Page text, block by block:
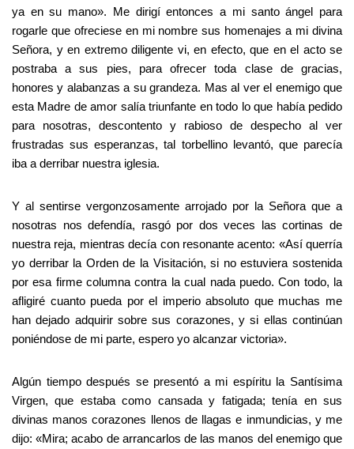
ya en su mano». Me dirigí entonces a mi santo ángel para
rogarle que ofreciese en mi nombre sus homenajes a mi divina
Señora, y en extremo diligente vi, en efecto, que en el acto se
postraba a sus pies, para ofrecer toda clase de gracias,
honores y alabanzas a su grandeza. Mas al ver el enemigo que
esta Madre de amor salía triunfante en todo lo que había pedido
para nosotras, descontento y rabioso de despecho al ver
frustradas sus esperanzas, tal torbellino levantó, que parecía
iba a derribar nuestra iglesia.
Y al sentirse vergonzosamente arrojado por la Señora que a
nosotras nos defendía, rasgó por dos veces las cortinas de
nuestra reja, mientras decía con resonante acento: «Así querría
yo derribar la Orden de la Visitación, si no estuviera sostenida
por esa firme columna contra la cual nada puedo. Con todo, la
afligiré cuanto pueda por el imperio absoluto que muchas me
han dejado adquirir sobre sus corazones, y si ellas continúan
poniéndose de mi parte, espero yo alcanzar victoria».
Algún tiempo después se presentó a mi espíritu la Santísima
Virgen, que estaba como cansada y fatigada; tenía en sus
divinas manos corazones llenos de llagas e inmundicias, y me
dijo: «Mira; acabo de arrancarlos de las manos del enemigo que